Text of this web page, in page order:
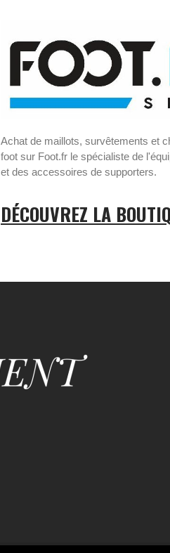
Achat de maillots, survêtements et
foot sur Foot.fr le spécialiste de
et des accessoires de supporters.
DÉCOUVREZ LA